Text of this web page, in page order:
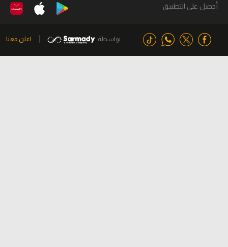
أحصل على التطبيق
بواسطة اعلن معنا